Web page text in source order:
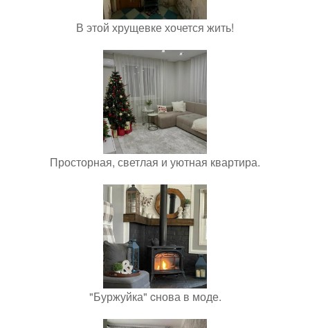
В этой хрущевке хочется жить!
Просторная, светлая и уютная квартира.
"Буржуйка" cнова в моде.